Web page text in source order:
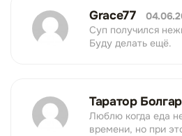
Grace77
Суп получился
Буду делать ещё.
Таратор
Люблю когда еда
времени, но при